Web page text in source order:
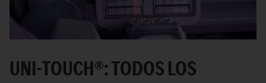
Video
UNI-TOUCH®: TODOS LOS